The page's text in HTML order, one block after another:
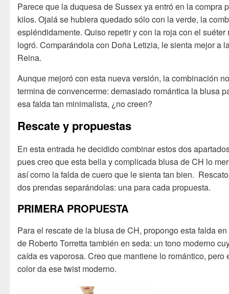
Parece que la duquesa de Sussex ya entró en la compra
kilos. Ojalá se hubiera quedado sólo con la verde, la
espléndidamente. Quiso repetir y con la roja con el suéter
logró. Comparándola con Doña Letizia, le sienta mejor a
Reina.
Aunque mejoró con esta nueva versión, la combinación
termina de convencerme: demasiado romántica la blusa
esa falda tan minimalista, ¿no creen?
Rescate y propuestas
En esta entrada he decidido combinar estos dos
pues creo que esta bella y complicada blusa de CH lo
así como la falda de cuero que le sienta tan bien.
dos prendas separándolas: una para cada propuesta.
PRIMERA PROPUESTA
Para el rescate de la blusa de CH, propongo esta falda
de Roberto Torretta también en seda: un tono moderno
caída es vaporosa. Creo que mantiene lo romántico, pero
color da ese twist moderno.